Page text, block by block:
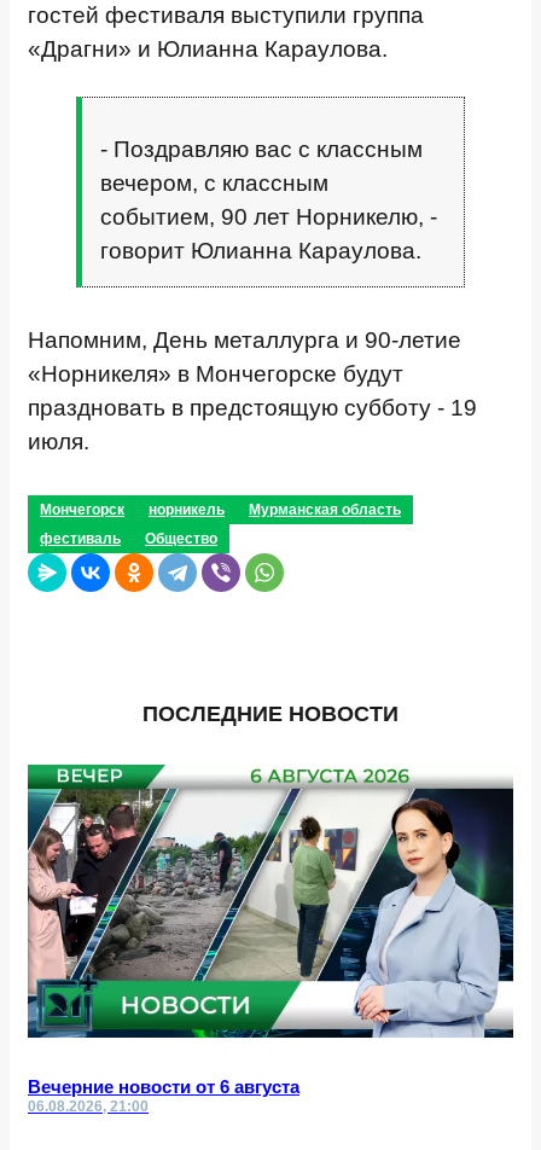
гостей фестиваля выступили группа
«Драгни» и Юлианна Караулова.
- Поздравляю вас с классным
вечером, с классным
событием, 90 лет Норникелю, -
говорит Юлианна Караулова.
Напомним, День металлурга и 90-летие
«Норникеля» в Мончегорске будут
праздновать в предстоящую субботу - 19
июля.
Мончегорск норникель
Мурманская область
фестиваль
Общество
ПОСЛЕДНИЕ НОВОСТИ
Вечерние новости от 6 августа
06.08.2026, 21:00